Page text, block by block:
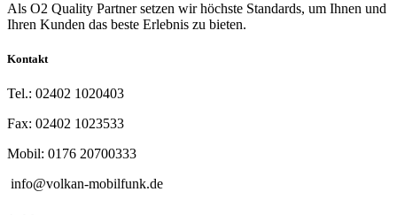
Als O2 Quality Partner setzen wir höchste Standards, um Ihnen und
Ihren Kunden das beste Erlebnis zu bieten.
Kontakt
Tel.: 02402 1020403
Fax: 02402 1023533
Mobil: 0176 20700333
info@volkan-mobilfunk.de